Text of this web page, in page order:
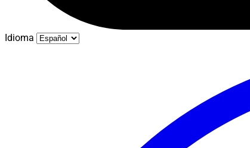
Idioma